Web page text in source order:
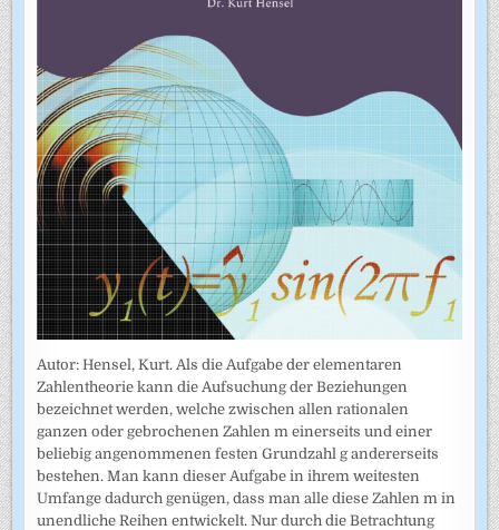
Autor: Hensel, Kurt. Als die Aufgabe der elementaren
Zahlentheorie kann die Aufsuchung der Beziehungen
bezeichnet werden, welche zwischen allen rationalen
ganzen oder gebrochenen Zahlen m einerseits und einer
beliebig angenommenen festen Grundzahl g andererseits
bestehen. Man kann dieser Aufgabe in ihrem weitesten
Umfange dadurch genügen, dass man alle diese Zahlen m in
unendliche Reihen entwickelt. Nur durch die Betrachtung